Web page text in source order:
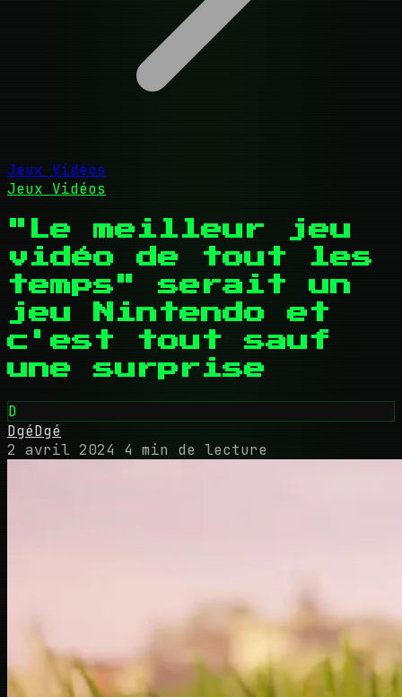
Jeux Vidéos
Jeux Vidéos
"Le meilleur jeu
vidéo de tout les
temps" serait un
jeu Nintendo et
c'est tout sauf
une surprise
D
DgéDgé
2 avril 2024
4 min de lecture